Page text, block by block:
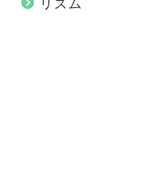
リズム